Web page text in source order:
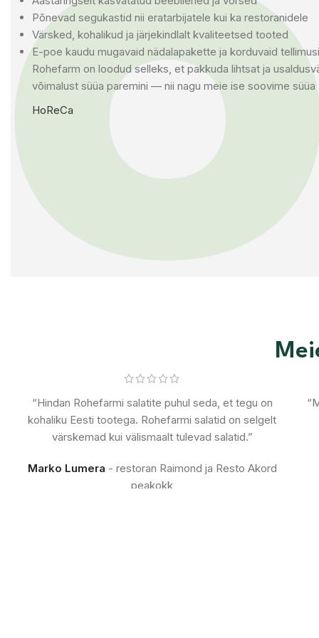
värskus, mis jõuab farmist lauale peaaegu kohe
mitmekesisus, mis muudab igapäevase söömise nauditavaks
MEIST
Põnevad segukastid nii eratarbijatele kui ka restoranidele
Värsked, kohalikud ja järjekindlalt kvaliteetsed tooted
E-poe kaudu mugavaid nädalapakette ja korduvaid tellimusi
Rohefarm on loodud selleks, et pakkuda lihtsat ja
võimalust süüa paremini — nii nagu meie ise soovime süüa
HoReCa
“Hindan Rohefarmi salatite puhul seda, et tegu on
kohaliku Eesti tootega. Rohefarmi salatid on selgelt
värskemad kui välismaalt tulevad salatid.”
Marko Lumera
restoran Raimond ja Resto Akord
peakokk